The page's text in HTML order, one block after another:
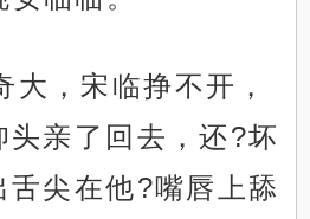
大，宋临挣不开，
头亲了回去，还?坏
尖在他?嘴唇上舔